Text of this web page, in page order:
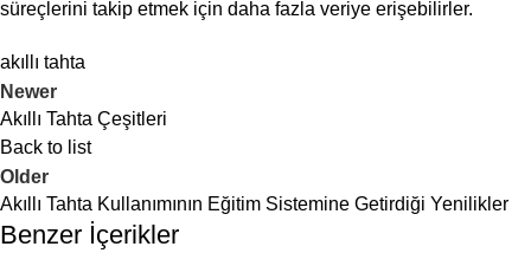
süreçlerini takip etmek için daha fazla veriye erişebilirler.
akıllı tahta
Newer
Akıllı Tahta Çeşitleri
Back to list
Older
Akıllı Tahta Kullanımının Eğitim Sistemine Getirdiği Yenilikler
Benzer İçerikler